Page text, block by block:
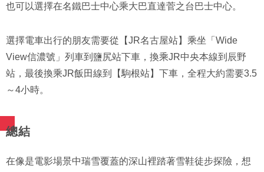
也可以選擇在名鐵巴士中心乘大巴直達菅之台巴士中心。
選擇電車出行的朋友需要從【JR名古屋站】乘坐「Wide
View信濃號」列車到鹽尻站下車，換乘JR中央本線到辰野
站，最後換乘JR飯田線到【駒根站】下車，全程大約需要3.5
～4小時。
總結
在像是電影場景中瑞雪覆蓋的深山裡踏著雪鞋徒步探險，想